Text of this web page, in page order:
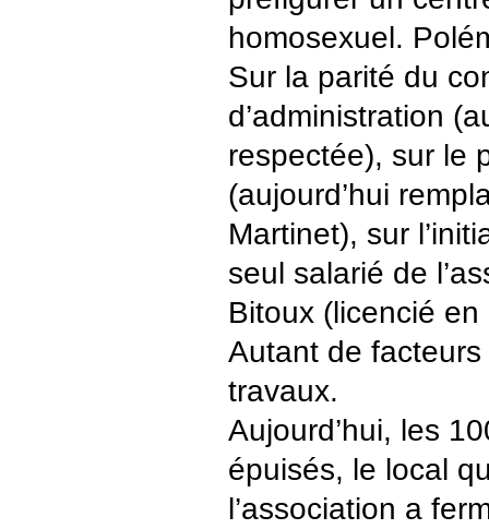
homosexuel.
Sur la parité du
d’administration
respectée), sur le
(aujourd’hui
Martinet), sur
seul salarié de
Bitoux (licencié
Autant de
travaux.
Aujourd’hui, les
épuisés, le local
l’association a